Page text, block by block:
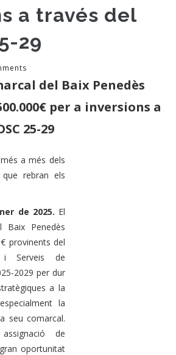
a través del
29
del Baix Penedès
per a inversions a
25-29
a més dels
rebran els
de 2025. El
Baix Penedès
provinents del
i Serveis de
2029 per dur
a la
la
seu comarcal.
de
oportunitat